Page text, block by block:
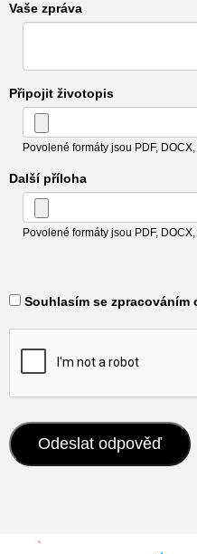
Vaše zpráva
Připojit životopis
Povolené formáty jsou PDF,
Další příloha
Povolené formáty jsou PDF,
Souhlasím se